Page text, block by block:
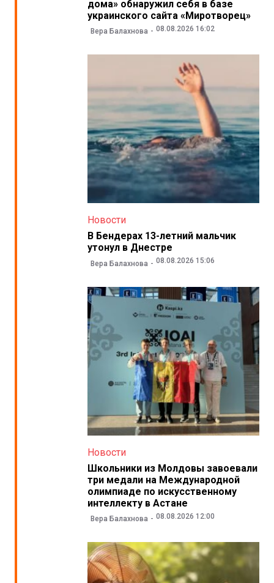
дома» обнаружил себя в базе
украинского сайта «Миротворец»
Вера Балахнова 08.08.2026 16:02
Новости
В Бендерах 13-летний мальчик
утонул в Днестре
Вера Балахнова 08.08.2026 15:06
Новости
Школьники из Молдовы завоевали
три медали на Международной
олимпиаде по искусственному
интеллекту в Астане
Вера Балахнова 08.08.2026 12:00